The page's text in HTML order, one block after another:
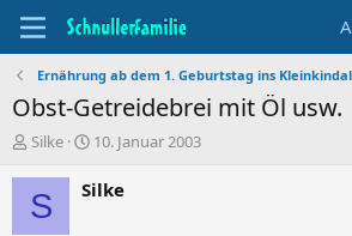
Ernährung ab dem 1. Geburtstag ins
Obst-Getreidebrei mit Öl usw.
T
e
m
Silke
B
g
10. Januar 2003
S Silke